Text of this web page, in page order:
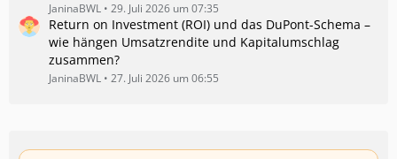
JaninaBWL 29. Juli 2026 um 07:35
Return on Investment (ROI) und das DuPont-Schema –
wie hängen Umsatzrendite und Kapitalumschlag
zusammen?
JaninaBWL 27. Juli 2026 um 06:55